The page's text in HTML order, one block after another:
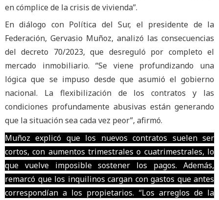
en cómplice de la crisis de vivienda”.
En diálogo con Política del Sur, el presidente de la
Federación, Gervasio Muñoz, analizó las consecuencias
del decreto 70/2023, que desreguló por completo el
mercado inmobiliario. “Se viene profundizando una
lógica que se impuso desde que asumió el gobierno
nacional. La flexibilización de los contratos y las
condiciones profundamente abusivas están generando
que la situación sea cada vez peor”, afirmó.
Muñoz explicó que los nuevos contratos suelen ser
cortos, con aumentos trimestrales o cuatrimestrales, lo
que vuelve imposible sostener los pagos. Además,
remarcó que los inquilinos cargan con gastos que antes
correspondían a los propietarios. “Los arreglos de la